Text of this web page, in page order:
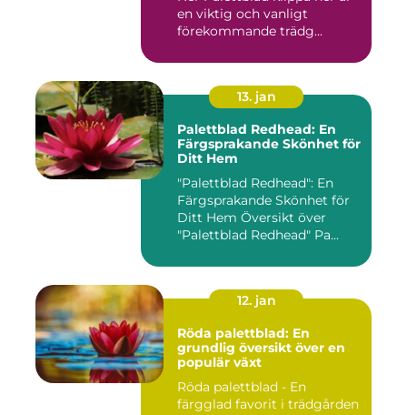
en viktig och vanligt
förekommande trädg...
13. jan
Palettblad Redhead: En
Färgsprakande Skönhet för
Ditt Hem
"Palettblad Redhead": En
Färgsprakande Skönhet för
Ditt Hem Översikt över
"Palettblad Redhead" Pa...
12. jan
Röda palettblad: En
grundlig översikt över en
populär växt
Röda palettblad - En
färgglad favorit i trädgården